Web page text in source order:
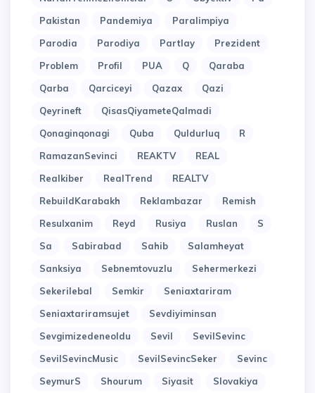
Pakistan
Pandemiya
Paralimpiya
Parodia
Parodiya Partlay
Prezident
Problem
Profil PUA Q
Qaraba
Qarba
Qarciceyi Qazax
Qazi
Qeyrineft
QisasQiyameteQalmadi
Qonaginqonagi
Quba Quldurluq
R
RamazanSevinci
REAKTV
REAL
Realkiber
RealTrend
REALTV
RebuildKarabakh
Reklambazar
Remish
Resulxanim
Reyd Rusiya Ruslan
S
Sa
Sabirabad Sahib
Salamheyat
Sanksiya
Sebnemtovuzlu
Sehermerkezi
Sekerilebal
Semkir
Seniaxtariram
Seniaxtariramsujet
Sevdiyiminsan
Sevgimizedeneoldu
Sevil
SevilSevinc
SevilSevincMusic
SevilSevincSeker
Sevinc
SeymurS
Shourum Siyasit Slovakiya